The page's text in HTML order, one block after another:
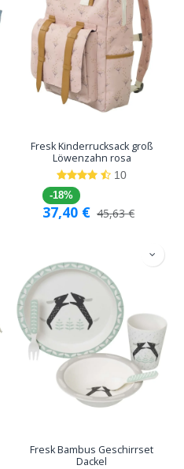
Fresk Kinderrucksack groß
Löwenzahn rosa
10
-18%
37,40 € 45,63€
Fresk Bambus Geschirrset
Dackel